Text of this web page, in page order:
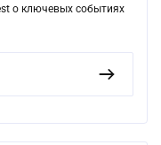
о ключевых событиях